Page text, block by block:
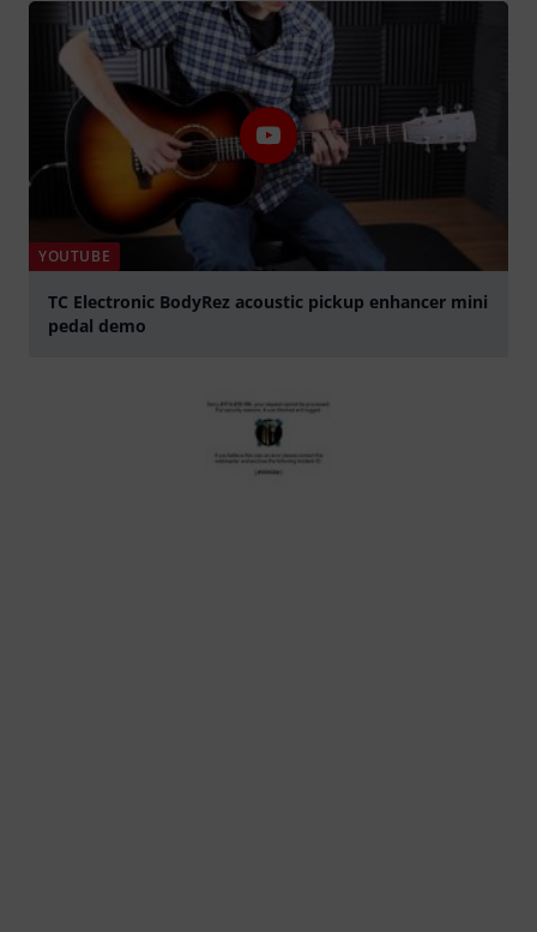
YOUTUBE
TC Electronic BodyRez acoustic pickup enhancer mini
pedal demo